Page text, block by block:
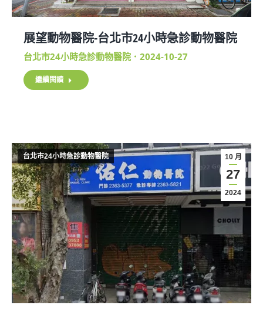
展望動物醫院-台北市24小時急診動物醫院
台北市24小時急診動物醫院 2024-10-27
繼續閱讀
10 月
27
2024
台北市24小時急診動物醫院